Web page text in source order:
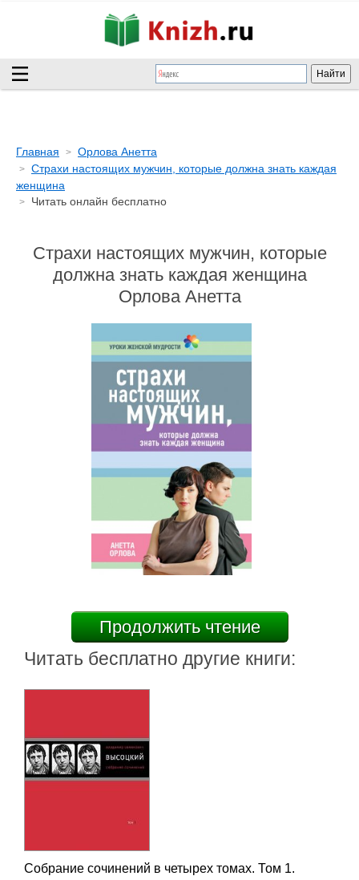
Главная
Орлова Анетта
Страхи настоящих мужчин, которые должна знать каждая
женщина
Читать онлайн бесплатно
Страхи настоящих мужчин, которые
должна знать каждая женщина
Орлова Анетта
Продолжить чтение
Читать бесплатно другие книги:
Собрание сочинений в четырех томах. Том 1.